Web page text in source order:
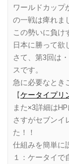
ワールドカップ
の一戦は痺れま
この勢いに負け
日本に勝って欲
さて、第3回は
スです。
急に必要なとき
【ケータイプリ
また×3詳細は
さすがセブンイ
た！！
仕組みを簡単に
１：ケータイで